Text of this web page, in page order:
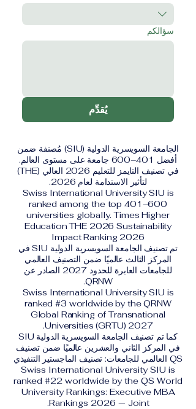
سؤالكم
يُقدِّم
الجامعة السويسرية الدولية (SIU) مُصنفة ضمن
أفضل 401–600 جامعة على مستوى العالم.
في تصنيف التايمز للتعليم 2026 العالي (THE)
لتأثير الاستدامة لعام 2026.
Swiss International University SIU is
ranked among the top 401–600
universities globally. Times Higher
Education THE 2026 Sustainability
Impact Ranking 2026
تم تصنيف الجامعة السويسرية الدولية SIU في
المركز الثالث عالميًا ضمن التصنيف العالمي
للجامعات العابرة للحدود 2027 الصادر عن
QRNW.
Swiss International University SIU is
ranked #3 worldwide by the QRNW
Global Ranking of Transnational
Universities (GRTU) 2027.
كما تم تصنيف الجامعة السويسرية الدولية SIU
في المركز الثاني والعشرين عالميًا ضمن تصنيف
QS العالمي للجامعات: تصنيف الماجستير التنفيذي
Swiss International University SIU is
ranked #22 worldwide by the QS World
University Rankings: Executive MBA
Rankings 2026 — Joint.